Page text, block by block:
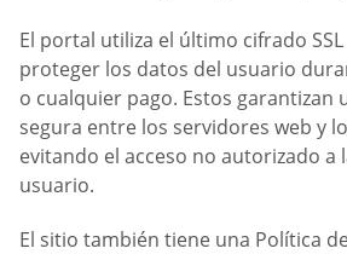
El portal utiliza el último cifrado
proteger los datos del usuario
o cualquier pago. Estos garantizan
segura entre los servidores web y
evitando el acceso no autorizado a
usuario.
El sitio también tiene una Política